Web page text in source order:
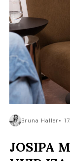
Bruna Haller
JOSIPA